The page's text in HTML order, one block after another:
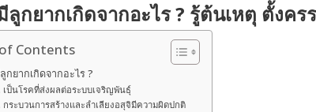
ลูกยากเกิดจากอะไร ? รู้ต้นเหตุ ตั้งคร
Contents
กยากเกิดจากอะไร ?
เป็นโรคที่ส่งผลต่อระบบเจริญพันธุ์
กระบวนการสร้างและลำเลียงอสุจิมีความผิดปกติ